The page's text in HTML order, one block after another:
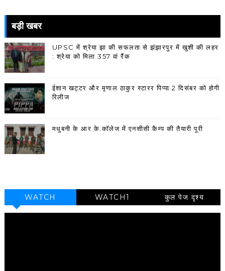
बड़ी खबर
UPSC में श्रेया झा की सफलता से झंझारपुर में खुशी की लहर
: श्रेया को मिला 357 वां रैंक
ईशान खट्टर और मृणाल ठाकुर स्टारर पिप्पा 2 दिसंबर को होगी
रिलीज
मधुबनी के आर के.कॉलेज में एनसीसी कैम्प की तैयारी पूरी
WATCH WATCH1 कुल पेज दृश्य